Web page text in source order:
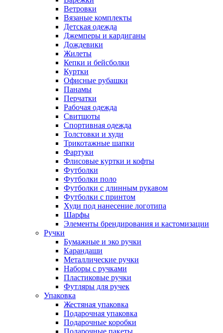
Ветровки
Вязаные комплекты
Детская одежда
Джемперы и кардиганы
Дождевики
Жилеты
Кепки и бейсболки
Куртки
Офисные рубашки
Панамы
Перчатки
Рабочая одежда
Свитшоты
Спортивная одежда
Толстовки и худи
Трикотажные шапки
Фартуки
Флисовые куртки и кофты
Футболки
Футболки поло
Футболки с длинным рукавом
Футболки с принтом
Худи под нанесение логотипа
Шарфы
Элементы брендирования и кастомизации
Ручки
Бумажные и эко ручки
Карандаши
Металлические ручки
Наборы с ручками
Пластиковые ручки
Футляры для ручек
Упаковка
Жестяная упаковка
Подарочная упаковка
Подарочные коробки
Подарочные пакеты